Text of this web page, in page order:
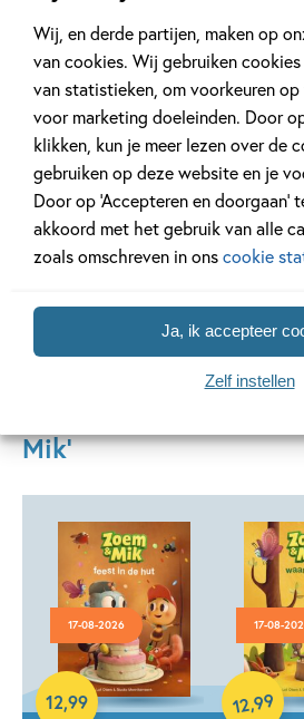
Wij, en derde partijen, maken op
van cookies. Wij gebruiken
van statistieken, om voorkeuren
voor marketing doeleinden. Door
klikken, kun je meer lezen over de
gebruiken op deze website en je
Door op ‘Accepteren en doorgaan’
akkoord met het gebruik van alle
zoals omschreven in onscookie
Ja, ik accepteer
Zelf instellen
Mik vol humor en avontuur. Zoem is
leerkrachten en leerlingen van
populaire bijtje, samen met zijn
Mik, de huiskamers binnen. Met
pakket brengen Zoem & Mik
thuis.
Lees verder
Mik'
17-08-2026
12,99
Hardcover
17-08-
12,99
Hardcover